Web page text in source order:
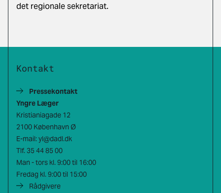
det regionale sekretariat.
Kontakt
Pressekontakt
Yngre Læger
Kristianiagade 12
2100 København Ø
E-mail: yl@dadl.dk
Tlf. 35 44 85 00
Man - tors kl. 9:00 til 16:00
Fredag kl. 9:00 til 15:00
Rådgivere